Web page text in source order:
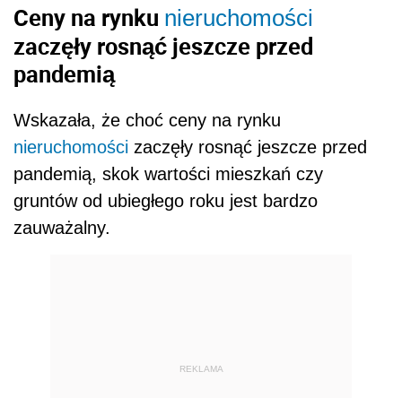
Ceny na rynku nieruchomości
zaczęły rosnąć jeszcze przed
pandemią
Wskazała, że choć ceny na rynku
nieruchomości zaczęły rosnąć jeszcze przed
pandemią, skok wartości mieszkań czy
gruntów od ubiegłego roku jest bardzo
zauważalny.
REKLAMA